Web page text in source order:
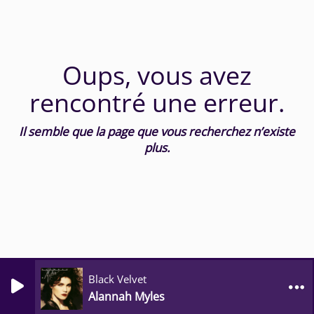
Black Velvet
Alannah Myles
Oups, vous avez
rencontré une erreur.
Il semble que la page que vous recherchez n’existe
plus.